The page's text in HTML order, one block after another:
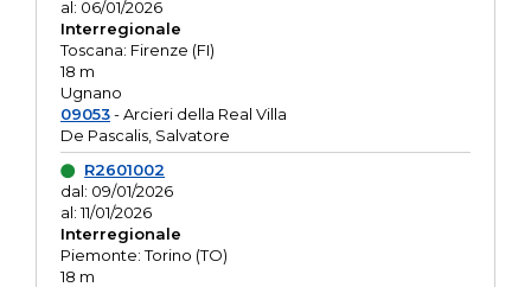
al: 06/01/2026
Interregionale
Toscana: Firenze (FI)
18 m
Ugnano
09053- Arcieri della Real Villa
De Pascalis, Salvatore
R2601002
dal: 09/01/2026
al: 11/01/2026
Interregionale
Piemonte: Torino (TO)
18 m